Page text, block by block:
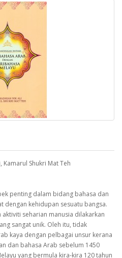
Kamarul Shukri Mat Teh
penting dalam bidang bahasa dan
dengan kehidupan sesuatu bangsa.
seharian manusia dilakarkan
sangat unik. Oleh itu, tidak
kaya dengan pelbagai unsur kerana
dan bahasa Arab sebelum 1450
yang bermula kira-kira 120 tahun